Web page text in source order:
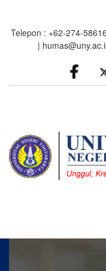
main
Telepon : +62-274-
|